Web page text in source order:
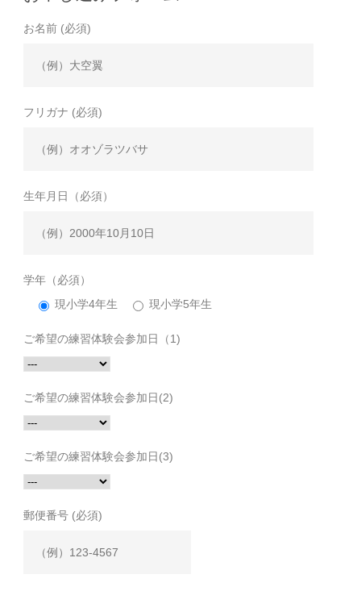
お名前 (必須)
フリガナ (必須)
生年月日（必須）
学年（必須）
現小学4年生
現小学5年生
ご希望の練習体験会参加日（1)
ご希望の練習体験会参加日(2)
ご希望の練習体験会参加日(3)
郵便番号 (必須)